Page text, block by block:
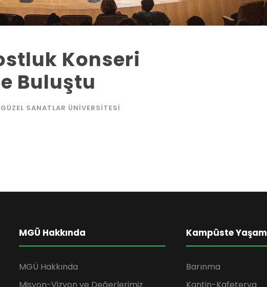
Konseri
Buluştu
SANATLAR ÜNIVERSITESI
MGÜ Hakkında
MGÜ Hakkında
Misyon-Vizyon ve Değerlerimiz
Kampüste Yaşam
Barınma
Kantin-Kafeterya